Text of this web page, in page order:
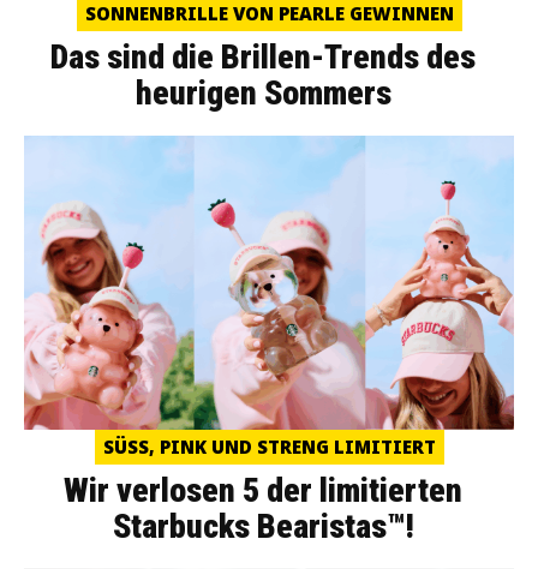
SONNENBRILLE VON PEARLE GEWINNEN
Das sind die Brillen-Trends des
heurigen Sommers
SÜSS, PINK UND STRENG LIMITIERT
Wir verlosen 5 der limitierten
Starbucks Bearistas™!